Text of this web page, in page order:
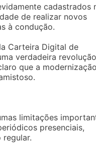
cadastrados
de realizar novos
à condução.
Carteira Digital de
verdadeira revolução
que a modernização
limitações
presenciais,